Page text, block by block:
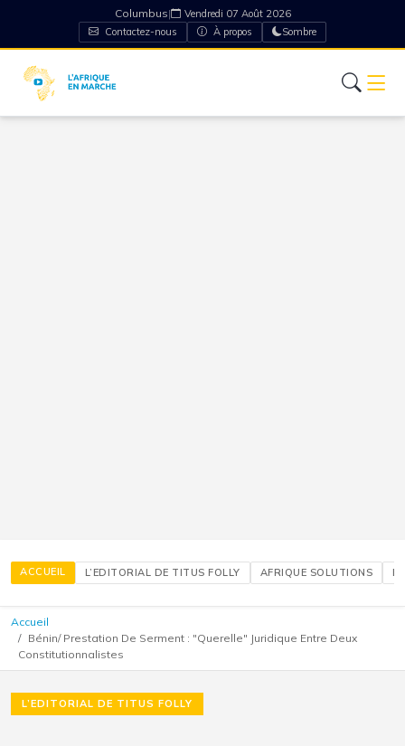
Columbus|
Vendredi 07 Août 2026
Contactez-nous
À propos Sombre
ACCUEIL L’EDITORIAL DE TITUS FOLLY AFRIQUE SOLUTIONS
Accueil
Bénin/ Prestation De Serment : "Querelle" Juridique Entre Deux
Constitutionnalistes
L’EDITORIAL DE TITUS FOLLY